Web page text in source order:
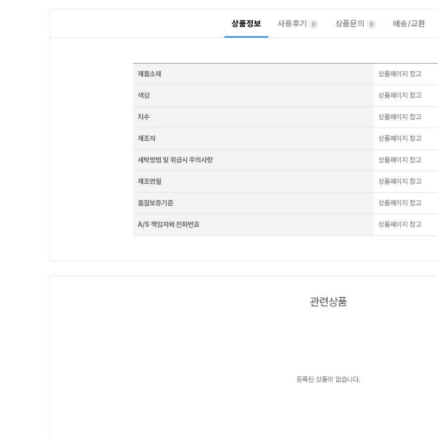
상품정보 사용후기 0 상품문의 0 배송/교환
제품소재 상품페이지 참고
색상 상품페이지 참고
치수 상품페이지 참고
제조자 상품페이지 참고
세탁방법 및 취급시 주의사항 상품페이지 참고
제조연월 상품페이지 참고
품질보증기준 상품페이지 참고
A/S 책임자와 전화번호 상품페이지 참고
관련상품
등록된 상품이 없습니다.